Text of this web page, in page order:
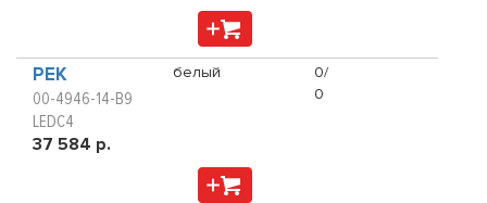
PEK
00-4946-14-B9
LEDC4
37 584 р.
белый
0/
0